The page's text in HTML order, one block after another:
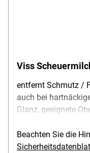
Viss
entfernt Schmutz /
auch bei
Glanz, geeignete
Beachten Sie die